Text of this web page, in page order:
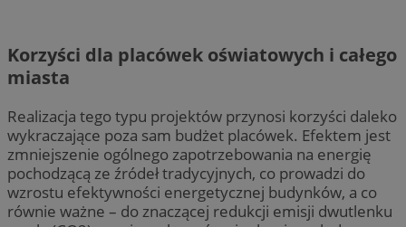
Korzyści dla placówek oświatowych i całego
miasta
Realizacja tego typu projektów przynosi korzyści daleko
wykraczające poza sam budżet placówek. Efektem jest
zmniejszenie ogólnego zapotrzebowania na energię
pochodzącą ze źródeł tradycyjnych, co prowadzi do
wzrostu efektywności energetycznej budynków, a co
równie ważne – do znaczącej redukcji emisji dwutlenku